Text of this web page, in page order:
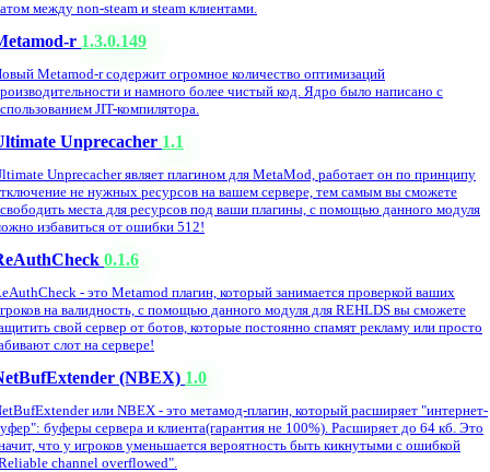
между non-steam и steam клиентами.
r 1.3.0.149
Metamod-r содержит огромное количество оптимизаций
и намного более чистый код. Ядро было написано с
JIT-компилятора.
Unprecacher 1.1
Unprecacher являет плагином для MetaMod, работает он по принципу
не нужных ресурсов на вашем сервере, тем самым вы сможете
места для ресурсов под ваши плагины, с помощью данного модуля
избавиться от ошибки 512!
0.1.6
- это Metamod плагин, который занимается проверкой ваших
на валидность, с помощью данного модуля для REHLDS вы сможете
свой сервер от ботов, которые постоянно спамят рекламу или просто
слот на сервере!
(NBEX) 1.0
или NBEX - это метамод-плагин, который расширяет "интернет-
буферы сервера и клиента(гарантия не 100%). Расширяет до 64 кб. Это
что у игроков уменьшается вероятность быть кикнутыми с ошибкой
channel overflowed".